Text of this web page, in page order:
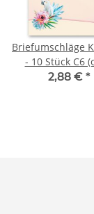
Briefumschläge
- 10 Stück C6
Fenster)
2,88 € *